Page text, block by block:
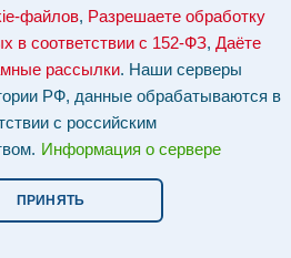
файлов, Разрешаете обработку
в соответствии с 152-ФЗ, Даёте
рассылки. Наши серверы
РФ, данные обрабатываются в
с российским
Информация о сервере
ПРИНЯТЬ
.
персональных данных: по эл-почте:
РФ, данные обрабатываются в
Информация о сервере и
характер и не является